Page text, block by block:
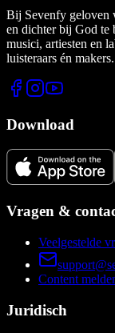
Bij Sevenfy geloven
en dichter bij God te
musici, artiesten en
luisteraars én makers.
Download
Vragen &
Veelgestelde
Content
Juridisch